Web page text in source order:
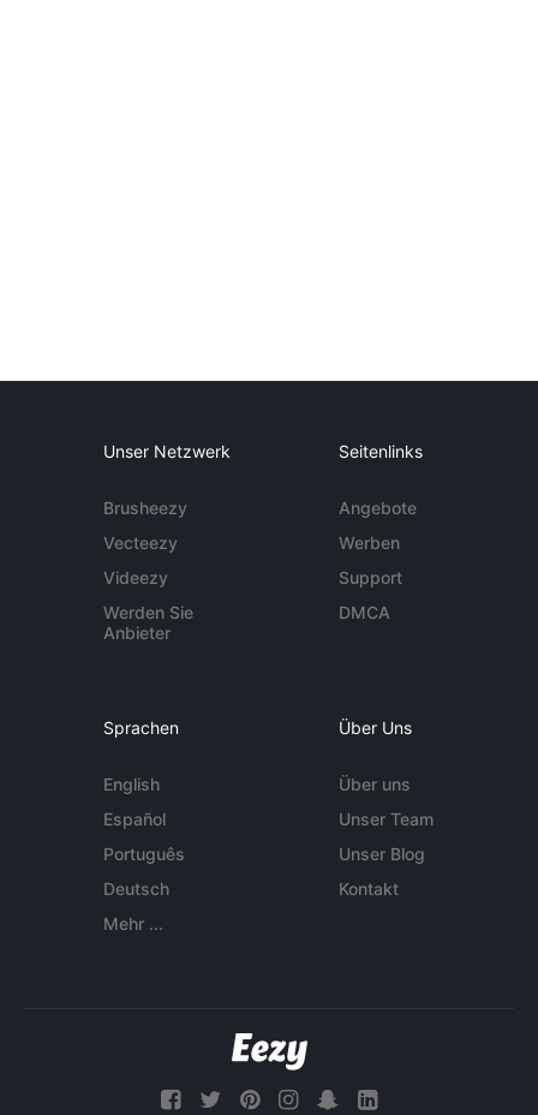
Unser Netzwerk
Brusheezy
Vecteezy
Videezy
Werden Sie
Anbieter
Seitenlinks
Angebote
Werben
Support
DMCA
Sprachen
English
Español
Português
Deutsch
Mehr ...
Über Uns
Über uns
Unser Team
Unser Blog
Kontakt